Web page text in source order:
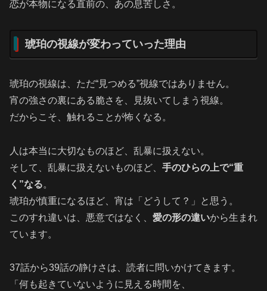
恋が本物になる直前の、あの息苦しさ。
琥珀の視線が変わっていった理由
琥珀の視線は、ただ“見つめる”視線ではありません。
宵の強さの裏にある脆さを、見抜いてしまう視線。
だからこそ、触れることが怖くなる。
人は本当に大切なものほど、乱暴に扱えない。
そして、乱暴に扱えないものほど、 手のひらの上で“重
く”なる。
琥珀が慎重になるほど、宵は「どうして？」と思う。
このすれ違いは、悪意ではなく、 愛の形の違いから生まれ
ています。
37話から39話の静けさは、読者に問いかけてきます。
「何も起きていないように見える時間を、